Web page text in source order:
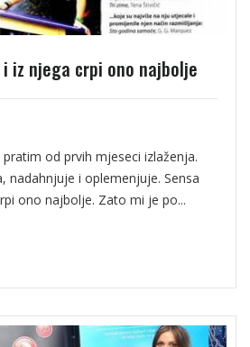
iz njega crpi ono najbolje
od prvih mjeseci izlaženja.
nadahnjuje i oplemenjuje. Sensa
ono najbolje. Zato mi je po...